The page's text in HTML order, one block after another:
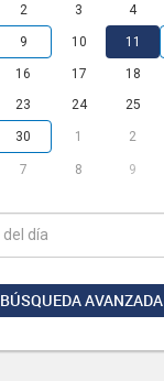
2 3 4
9 10 11
16 17 18
23 24 25
30 1 2
7 8 9
BÚSQUEDA AVANZADA